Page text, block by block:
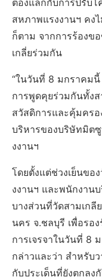
ต้องแลกกับการปรับโ
สหภาพแรงงานฯ คง
ก็ตาม จากการร้องข
เกลี่ยร่วมกัน
“ในวันที่ 8 มกราคมนี้
การพูดคุยร่วมกันทั้ง
สวัสดิการและคุ้มครอ
บริหารของบริษัทมิต
งงานฯ
โดยตั้งแต่ช่วงเย็นข
งงานฯ และพนักงาน
บางส่วนที่วัดสามเกลี
นคร จ.ชลบุรี เพื่อรอ
การเจรจาในวันที่ 8
กล่าวและว่า สำหรับ
กับประเด็นที่ยังตกล